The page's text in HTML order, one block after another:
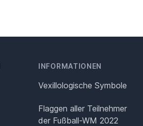
INFORMATIONEN
Vexillologische Symbole
Flaggen aller Teilnehmer
der Fußball-WM 2022